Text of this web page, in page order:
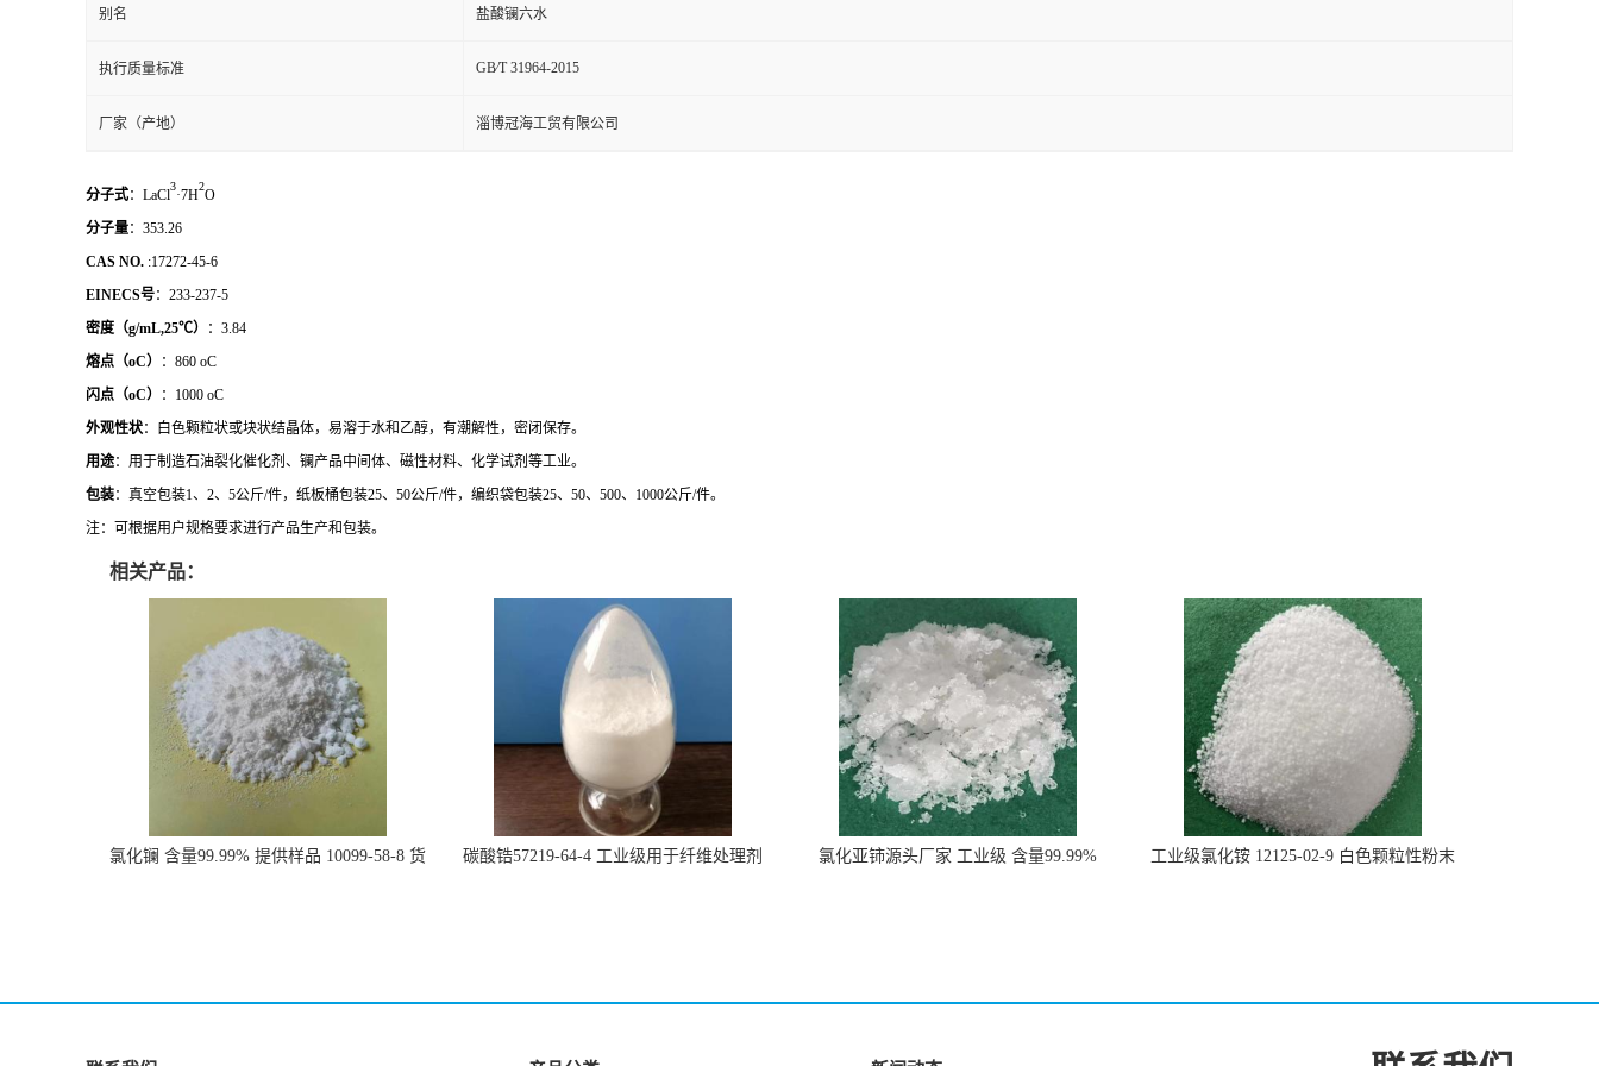
别名 盐酸镧六水
执行质量标准 GB∕T 31964-2015
厂家（产地） 淄博冠海工贸有限公司
分子式：LaCl
3
·7H
2
O
分子量：353.26
CAS NO. :17272-45-6
EINECS号：233-237-5
密度（g/mL,25℃）
：3.84
熔点（oC）
：860 oC
闪点（oC）
：1000 oC
外观性状：白色颗粒状或块状结晶体，易溶于水和乙醇，有潮解性，密闭保存。
用途：用于制造石油裂化催化剂、镧产品中间体、磁性材料、化学试剂等工业。
包装：真空包装1、2、5公斤/件，纸板桶包装25、50公斤/件，编织袋包装25、50、500、1000公斤/件。
注：可根据用户规格要求进行产品生产和包装。
相关产品：
氯化镧 含量99.99% 提供样品 10099-58-8 货
碳酸锆57219-64-4 工业级用于纤维处理剂
氯化亚铈源头厂家 工业级 含量99.99%
工业级氯化铵 12125-02-9 白色颗粒性粉末